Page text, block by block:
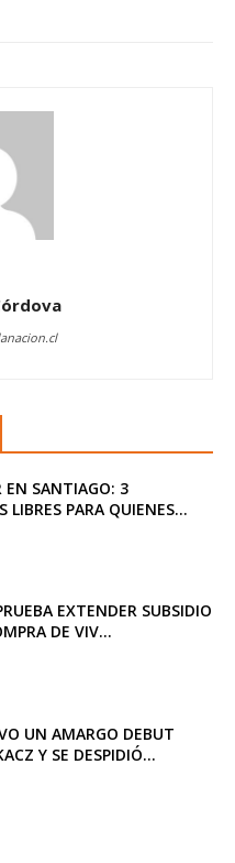
EN SANTIAGO: 3
LIBRES PARA QUIENES...
EXTENDER SUBSIDIO
DE VIV...
UN AMARGO DEBUT
Y SE DESPIDIÓ...